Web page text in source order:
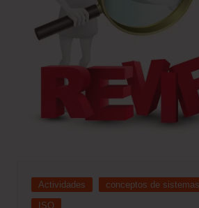
Actividades
conceptos de
ISO